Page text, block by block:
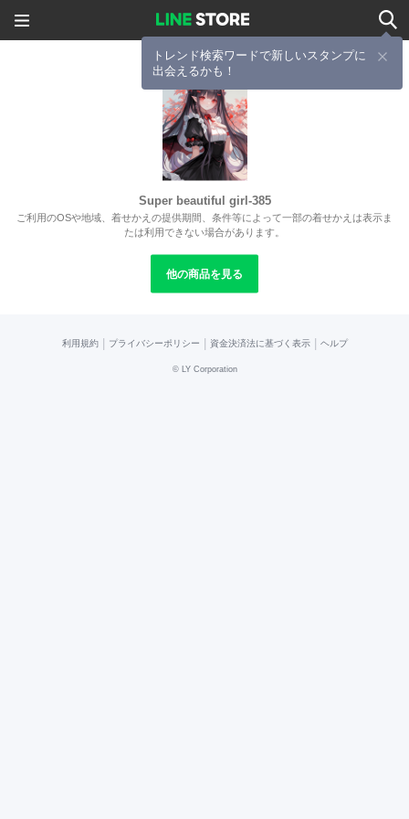
トレンド検索ワードで新しいスタンプに
出会えるかも！
Super beautiful girl-385
ご利用のOSや地域、着せかえの提供期間、条件等によって一部の着せかえは表示ま
たは利用できない場合があります。
他の商品を見る
利用規約 プライバシーポリシー 資金決済法に基づく表示 ヘルプ
© LY Corporation